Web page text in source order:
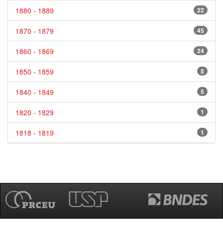
22
1880 - 1889
45
1870 - 1879
24
1860 - 1869
5
1850 - 1859
5
1840 - 1849
1
1820 - 1829
1
1818 - 1819